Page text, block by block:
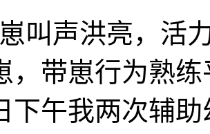
声洪亮，活力
，带崽行为熟
下午我两次辅